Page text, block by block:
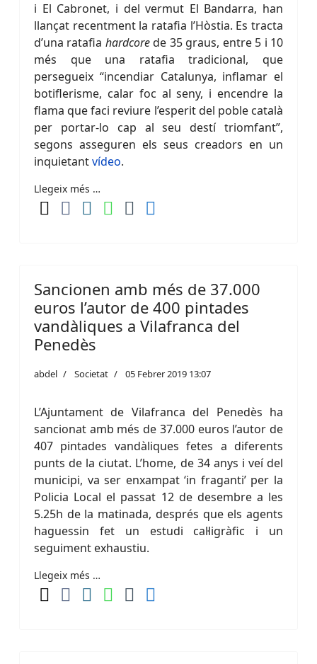
i El Cabronet, i del vermut El Bandarra, han
llançat recentment la ratafia l’Hòstia. Es tracta
d’una ratafia hardcorede 35 graus, entre 5 i 10
més que una ratafia tradicional, que
persegueix “incendiar Catalunya, inflamar el
botiflerisme, calar foc al seny, i encendre la
flama que faci reviure l’esperit del poble català
per portar-lo cap al seu destí triomfant”,
segons asseguren els seus creadors en un
inquietantvídeo.
Llegeix més …
Sancionen amb més de 37.000
euros l’autor de 400 pintades
vandàliques a Vilafranca del
Penedès
abdel Societat 05 Febrer 2019 13:07
L’Ajuntament de Vilafranca del Penedès ha
sancionat amb més de 37.000 euros l’autor de
407 pintades vandàliques fetes a diferents
punts de la ciutat. L’home, de 34 anys i veí del
municipi, va ser enxampat ‘in fraganti’ per la
Policia Local el passat 12 de desembre a les
5.25h de la matinada, després que els agents
haguessin fet un estudi cal·ligràfic i un
seguiment exhaustiu.
Llegeix més …